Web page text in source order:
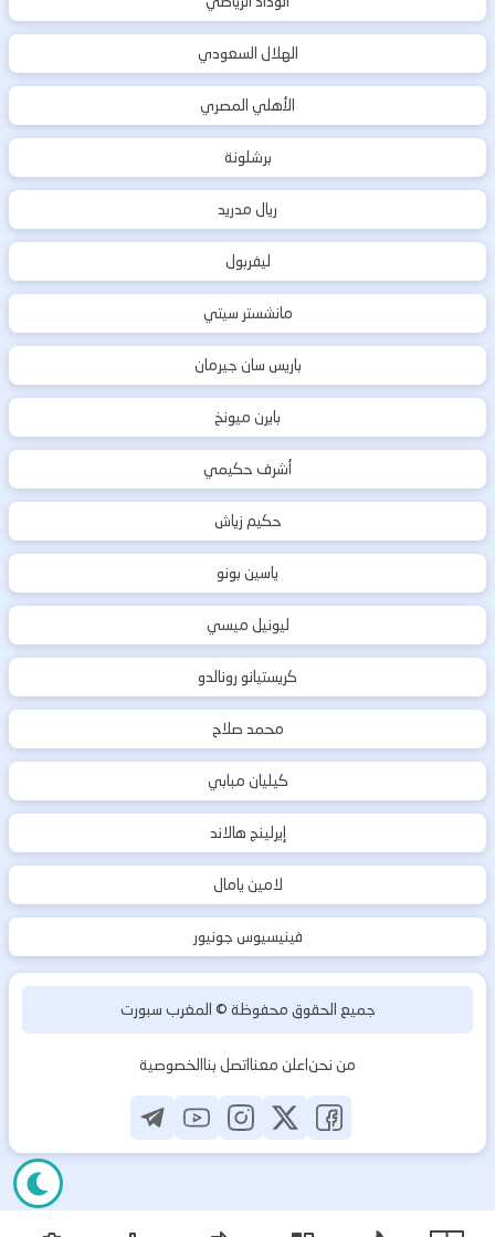
الهلال السعودي
الأهلي المصري
برشلونة
ريال مدريد
ليفربول
مانشستر سيتي
باريس سان جيرمان
بايرن ميونخ
أشرف حكيمي
حكيم زياش
ياسين بونو
ليونيل ميسي
كريستيانو رونالدو
محمد صلاح
كيليان مبابي
إيرلينج هالاند
لامين يامال
فينيسيوس جونيور
جميع الحقوق محفوظة ©المغرب سبورت
من نحناعلن معنااتصل بناالخصوصية